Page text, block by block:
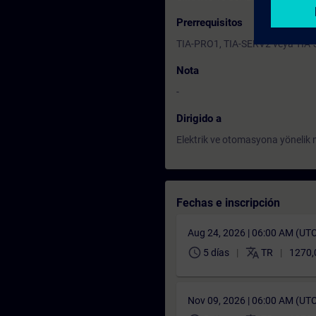
Prerrequisitos
TIA-PRO1, TIA-SERV2 veya
Nota
-
Dirigido a
Elektrik ve otomasyona yönelik
Fechas e inscripción
Aug 24, 2026 | 06:00 AM
schedule 5 días translate TR
Nov 09, 2026 | 06:00 AM